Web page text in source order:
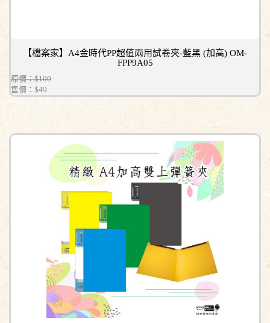
【檔案家】A4金時代PP超值兩用試卷夾-藍黑 (加高) OM-
FPP9A05
原價：$100
售價： $49